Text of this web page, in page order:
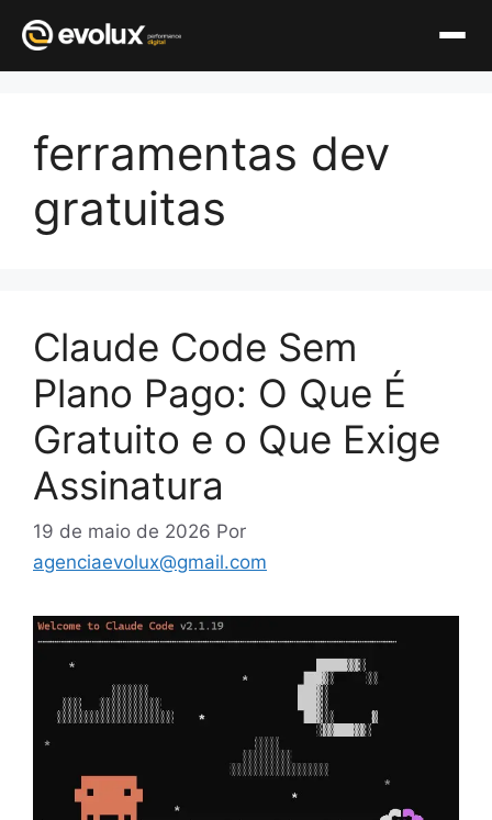
conteúdo
ferramentas dev
gratuitas
Claude Code Sem
Plano Pago: O Que É
Gratuito e o Que Exige
Assinatura
19 de maio de 2026 Por
agenciaevolux@gmail.com